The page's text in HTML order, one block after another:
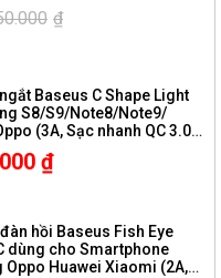
₫
Baseus C Shape Light
S8/S9/Note8/Note9/
(3A, Sạc nhanh QC 3.0,
₫
hồi Baseus Fish Eye
dùng cho Smartphone
Huawei Xiaomi (2A,